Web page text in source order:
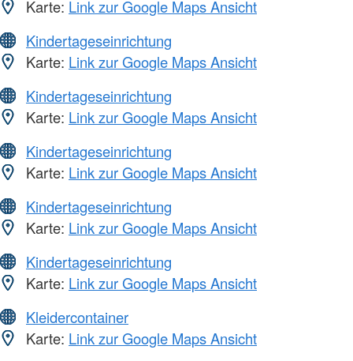
Karte: Link zur Google Maps Ansicht
Kindertageseinrichtung
Karte: Link zur Google Maps Ansicht
Kindertageseinrichtung
Karte: Link zur Google Maps Ansicht
Kindertageseinrichtung
Karte: Link zur Google Maps Ansicht
Kindertageseinrichtung
Karte: Link zur Google Maps Ansicht
Kindertageseinrichtung
Karte: Link zur Google Maps Ansicht
Kleidercontainer
Karte: Link zur Google Maps Ansicht